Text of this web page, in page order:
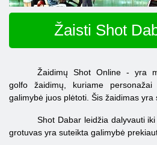
Žaisti Shot
Žaidimų Shot Online - yra
golfo žaidimų, kuriame
galimybė juos plėtoti. Šis žaidimas yra
Shot Dabar leidžia dalyvauti
grotuvas yra suteikta galimybė